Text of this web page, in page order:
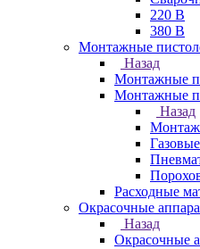
220 В
380 В
Монтажные
Назад
Монтажные
Монтажные
Назад
Расходные
Окрасочные
Назад
Окрасочные